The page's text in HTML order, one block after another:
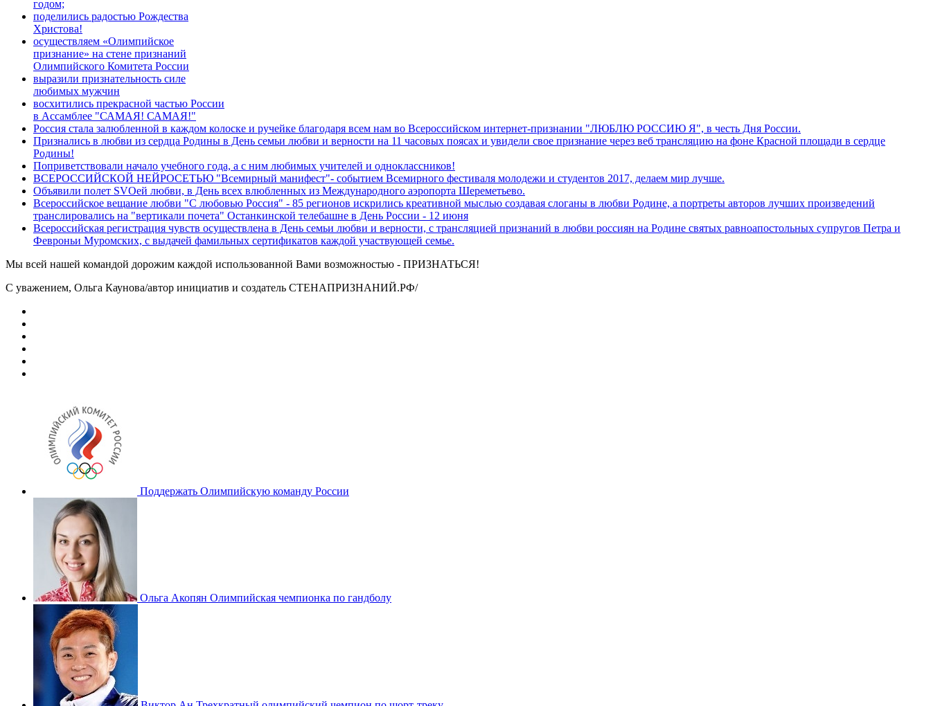
годом;
поделились радостью Рождества
Христова!
осуществляем «Олимпийское
признание» на стене признаний
Олимпийского Комитета России
выразили признательность силе
любимых мужчин
восхитились прекрасной частью России
в Ассамблее "САМАЯ! САМАЯ!"
Россия стала залюбленной в каждом колоске и ручейке благодаря всем нам во Всероссийском интернет-признании "ЛЮБЛЮ РОССИЮ Я", в честь Дня России.
Признались в любви из сердца Родины в День семьи любви и верности на 11 часовых поясах и увидели свое признание через веб трансляцию на фоне Красной площади в сердце
Родины!
Поприветствовали начало учебного года, а с ним любимых учителей и одноклассников!
ВСЕРОССИЙСКОЙ НЕЙРОСЕТЬЮ "Всемирный манифест"- событием Всемирного фестиваля молодежи и студентов 2017, делаем мир лучше.
Объявили полет SVOей любви, в День всех влюбленных из Международного аэропорта Шереметьево.
Всероссийское вещание любви "С любовью Россия" - 85 регионов искрились креативной мыслью создавая слоганы в любви Родине, а портреты авторов лучших произведений
транслировались на "вертикали почета" Останкинской телебашне в День России - 12 июня
Всероссийская регистрация чувств осуществлена в День семьи любви и верности, с трансляцией признаний в любви россиян на Родине святых равноапостольных супругов Петра и
Февроньи Муромских, с выдачей фамильных сертификатов каждой участвующей семье.
Мы всей нашей командой дорожим каждой использованной Вами возможностью - ПРИЗНАТЬСЯ!
С уважением, Ольга Каунова/автор инициатив и создатель СТЕНАПРИЗНАНИЙ.РФ/
Поддержать Олимпийскую команду России
Ольга Акопян Олимпийская чемпионка по гандболу